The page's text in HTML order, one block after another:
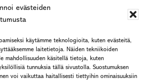
evästeiden
käytämme teknologioita, kuten evästeitä,
laitetietoja. Näiden tekniikoiden
mahdollisuuden käsitellä tietoja, kuten
tunnuksia tällä sivustolla. Suostumuksen
voi vaikuttaa haitallisesti tiettyihin ominaisuuksiin